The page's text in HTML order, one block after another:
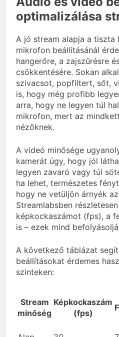
optimalizálása
A jó stream alapja a tiszta
mikrofon beállításánál
hangerőre, a zajszűrésre
csökkentésére. Sokan
szivacsot, popfiltert, sőt,
is, hogy még profibb
arra, hogy ne legyen túl
mikrofon, mert az
nézőknek.
A videó minősége
kamerát úgy, hogy jól
legyen zavaró vagy túl
ha lehet, természetes
hogy ne vetüljön árnyék
Streamlabsben
képkockaszámot (fps), a
is – ezek mind
A következő táblázat
beállításokat érdemes
szinteken:
Stream
minőség
Képkockaszám
(fps)